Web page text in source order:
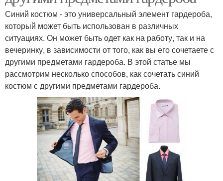
Синий костюм - это универсальный элемент гардероба,
который может быть использован в различных
ситуациях. Он может быть одет как на работу, так и на
вечеринку, в зависимости от того, как вы его сочетаете с
другими предметами гардероба. В этой статье мы
рассмотрим несколько способов, как сочетать синий
костюм с другими предметами гардероба.